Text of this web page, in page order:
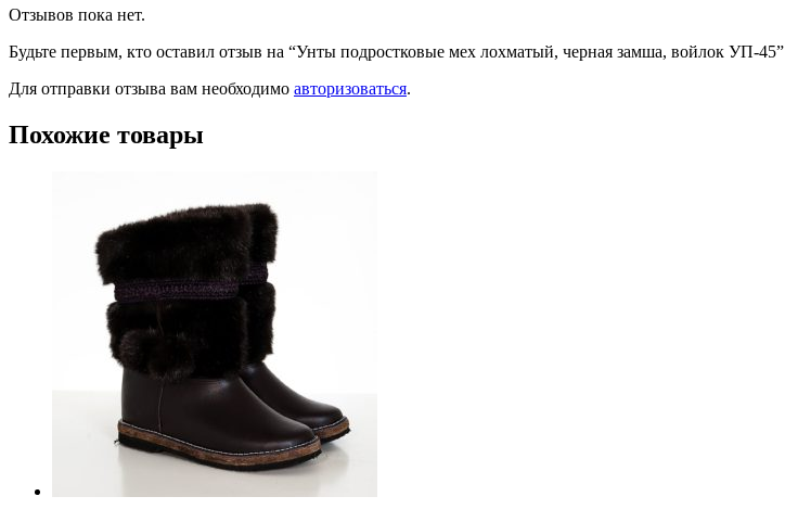
Отзывов пока нет.
Будьте первым, кто оставил отзыв на “Унты подростковые мех лохматый, черная замша, войлок УП-45”
Для отправки отзыва вам необходимо авторизоваться.
Похожие товары